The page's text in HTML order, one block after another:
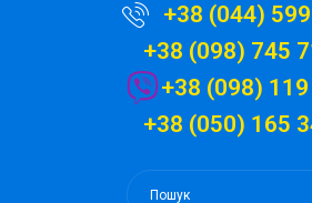
+38 (044)
+38 (098) 745
+38 (098)
+38 (050) 165